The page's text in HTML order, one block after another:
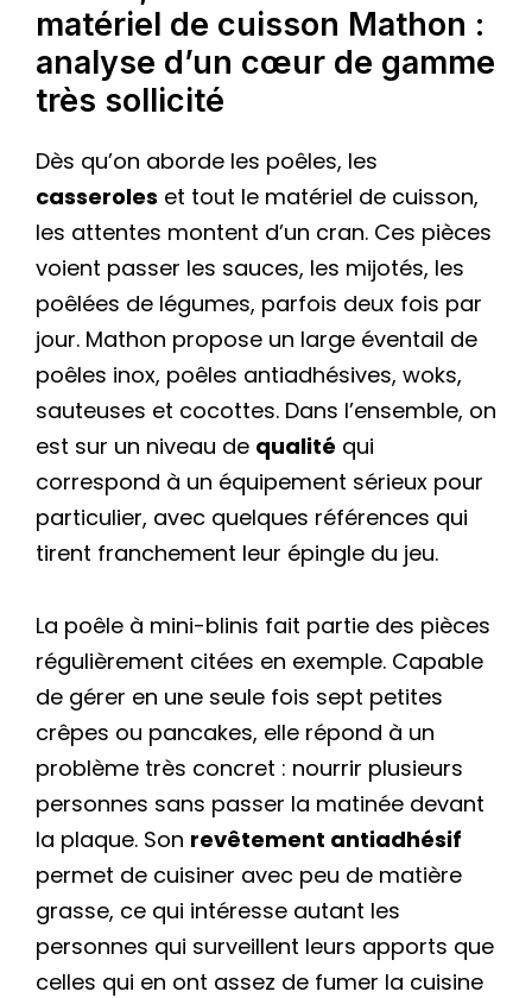
matériel de cuisson Mathon :
analyse d’un cœur de gamme
très sollicité
Dès qu’on aborde les poêles, les
casseroles et tout le matériel de cuisson,
les attentes montent d’un cran. Ces pièces
voient passer les sauces, les mijotés, les
poêlées de légumes, parfois deux fois par
jour. Mathon propose un large éventail de
poêles inox, poêles antiadhésives, woks,
sauteuses et cocottes. Dans l’ensemble, on
est sur un niveau de qualité qui
correspond à un équipement sérieux pour
particulier, avec quelques références qui
tirent franchement leur épingle du jeu.
La poêle à mini-blinis fait partie des pièces
régulièrement citées en exemple. Capable
de gérer en une seule fois sept petites
crêpes ou pancakes, elle répond à un
problème très concret : nourrir plusieurs
personnes sans passer la matinée devant
la plaque. Son revêtement antiadhésif
permet de cuisiner avec peu de matière
grasse, ce qui intéresse autant les
personnes qui surveillent leurs apports que
celles qui en ont assez de fumer la cuisine